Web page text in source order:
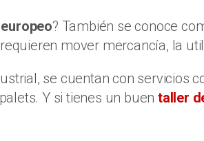
? También se conoce
mover mercancía, la
se cuentan con servicios
Y si tienes un buen taller